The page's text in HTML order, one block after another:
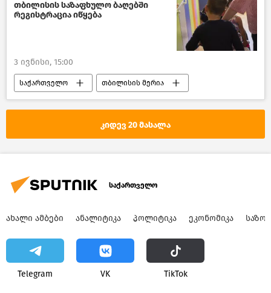
ბრძოლა ნარკოდანაშაულთან
თბილისის საზაფხულო ბაღებში
რეგისტრაცია იწყება
3 ივნისი, 15:00
საქართველო თბილისის მერია
თბილისი დღეს საზოგადოება
კიდევ 20 მასალა
საქართველო
ᲐᲮᲐᲚᲘ ᲐᲛᲑᲔᲑᲘ ᲐᲜᲐᲚᲘᲢᲘᲙᲐ ᲞᲝᲚᲘᲢᲘᲙᲐ ᲔᲙᲝᲜᲝᲛᲘᲙᲐ
Telegram VK ТikТоk